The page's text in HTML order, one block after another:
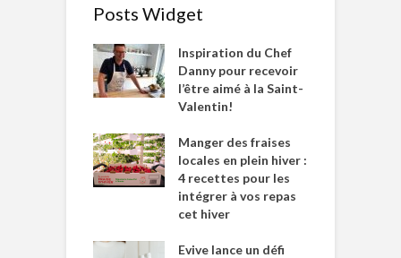
Posts Widget
Inspiration du Chef
Danny pour recevoir
l’être aimé à la Saint-
Valentin!
Manger des fraises
locales en plein hiver :
4 recettes pour les
intégrer à vos repas
cet hiver
Evive lance un défi